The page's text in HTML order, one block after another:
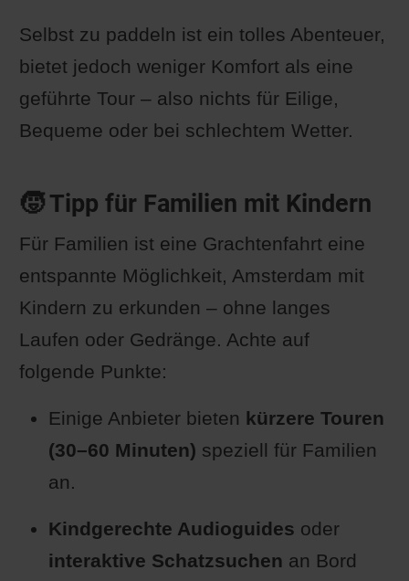
Selbst zu paddeln ist ein tolles Abenteuer,
bietet jedoch weniger Komfort als eine
geführte Tour – also nichts für Eilige,
Bequeme oder bei schlechtem Wetter.
🧒 Tipp für Familien mit Kindern
Für Familien ist eine Grachtenfahrt eine
entspannte Möglichkeit, Amsterdam mit
Kindern zu erkunden – ohne langes
Laufen oder Gedränge. Achte auf
folgende Punkte:
Einige Anbieter bieten kürzere Touren
(30–60 Minuten) speziell für Familien
an.
Kindgerechte Audioguides oder
interaktive Schatzsuchen an Bord